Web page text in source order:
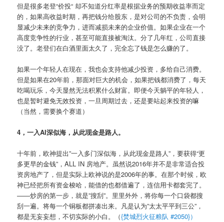
但是很多老登“价投“ 却不知道分红率是根据业务的预期收益率而定
的，如果高收益时期，再把钱分给股东，是对公司的不负责，会明
显减少未来的竞争力，进而减损未来的企业价值。如果企业在一个
高度竞争性的行业，甚至可能直接被淘汰。分了几年红，公司直接
没了。老登们在白酒里面太久了，完全忘了钱是怎么赚的了。
如果一个年轻人在现在，我也会支持他减少投资，多给自己消费。
但是如果在20年前，那面对巨大的机会，如果把钱都消费了，每天
吃喝玩乐，今天显然无法积累什么财富。即便今天躺平的年轻人，
也是暂时避免无效投资，一旦周期过去，还是要站起来投资的嘛
（当然，需要换个赛道）
4，一入AI深似海，从此现金是路人。
十年前，欧神提出”一入多门深似海，从此现金是路人”，要获得“更
多更早的金钱”，ALL IN 房地产。虽然说2016年并不是非常适合投
资房地产了，但是实际上欧神说的是2006年的事。在那个时候，欧
神已经把所有资金梭哈，能借的也都借遍了，连信用卡都套完了。
——炒房的第一步，就是”搜刮”。里里外外，将你每一个口袋都搜
刮一遍。将每一个铜板都拼凑出来。凡是认为”太太平平到三公”，
都是无妄妄想，不切实际的小白。（{焚城烈火征粮队 #2050}）